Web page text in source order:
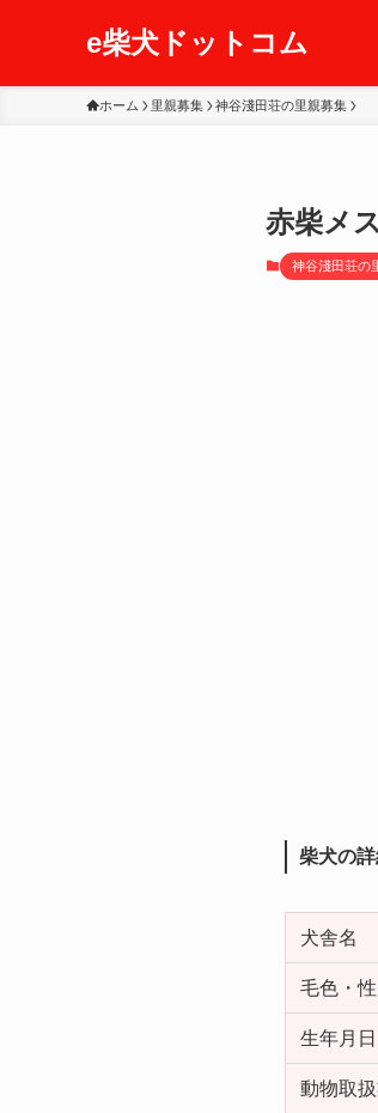
e柴犬ドットコム
ホーム 里親募集 神谷淺田荘の里親募集
赤柴メ
神谷淺田荘の
柴犬の
犬舎名
毛色・性
生年月日
動物取